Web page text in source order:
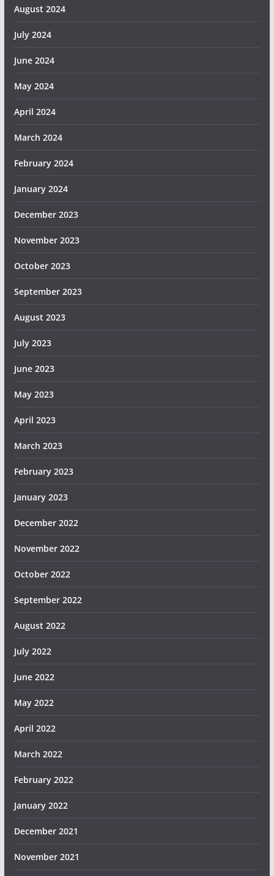
August 2024
July 2024
June 2024
May 2024
April 2024
March 2024
February 2024
January 2024
December 2023
November 2023
October 2023
September 2023
August 2023
July 2023
June 2023
May 2023
April 2023
March 2023
February 2023
January 2023
December 2022
November 2022
October 2022
September 2022
August 2022
July 2022
June 2022
May 2022
April 2022
March 2022
February 2022
January 2022
December 2021
November 2021